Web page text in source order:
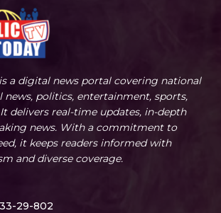
a digital news portal covering national
news, politics, entertainment, sports,
delivers real-time updates, in-depth
news. With a commitment to
it keeps readers informed with
and diverse coverage.
29-802